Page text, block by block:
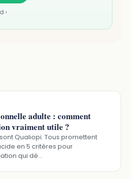
›
adulte : comment
vraiment utile ?
Qualiopi. Tous promettent
en 5 critères pour
qui dé…